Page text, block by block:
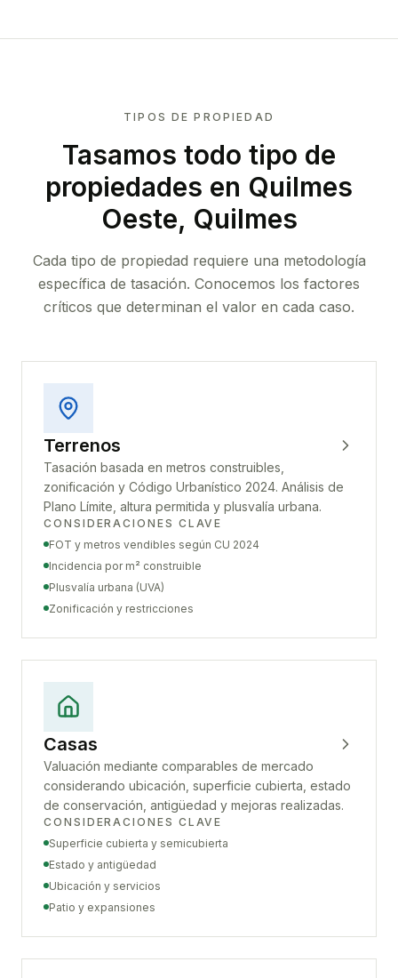
TIPOS DE PROPIEDAD
Tasamos todo tipo de
propiedades en Quilmes
Oeste, Quilmes
Cada tipo de propiedad requiere una metodología
específica de tasación. Conocemos los factores
críticos que determinan el valor en cada caso.
Terrenos
Tasación basada en metros construibles,
zonificación y Código Urbanístico 2024. Análisis de
Plano Límite, altura permitida y plusvalía urbana.
CONSIDERACIONES CLAVE
FOT y metros vendibles según CU 2024
Incidencia por m² construible
Plusvalía urbana (UVA)
Zonificación y restricciones
Casas
Valuación mediante comparables de mercado
considerando ubicación, superficie cubierta, estado
de conservación, antigüedad y mejoras realizadas.
CONSIDERACIONES CLAVE
Superficie cubierta y semicubierta
Estado y antigüedad
Ubicación y servicios
Patio y expansiones